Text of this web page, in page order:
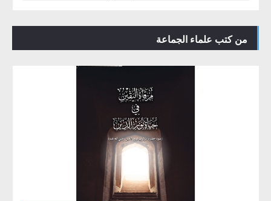
من كتب علماء الجماعة